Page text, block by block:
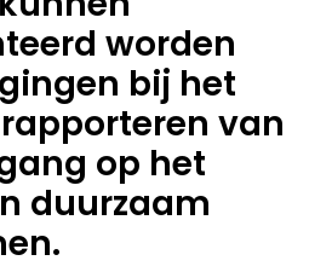
worden
bij het
van
op het
duurzaam